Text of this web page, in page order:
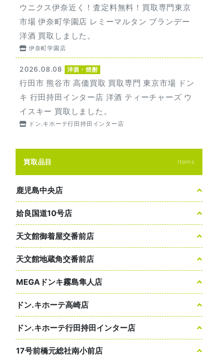
ウニクス伊奈近く！査定料無料！買取専門東京
市場 伊奈町学園店 レミーマルタン ブランデー
洋酒 買取しました。
伊奈町学園店
2026.08.08 洋酒・焼酎
行田市 熊谷市 高価買取 買取専門 東京市場 ドン
キ 行田持田インター店 洋酒 ティーチャーズ ウ
イスキー 買取しました。
ドン.キホーテ行田持田インター店
買取品目 Items
鹿児島中央店
姶良国道10号店
天文館御着屋交番前店
天文館地蔵角交番前店
MEGAドンキ霧島隼人店
ドン.キホーテ高崎店
ドン.キホーテ行田持田インター店
17号前橋元総社南小前店